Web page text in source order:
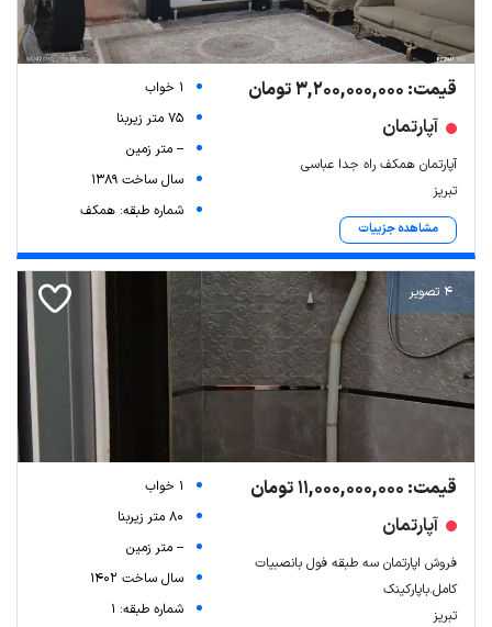
قیمت: 3,200,000,000 تومان
آپارتمان
آپارتمان همکف راه جدا عباسی
تبریز
مشاهده جزییات
1 خواب
75 متر زیربنا
-- متر زمین
سال ساخت 1389
شماره طبقه: همکف
4 تصویر
قیمت: 11,000,000,000 تومان
آپارتمان
فروش اپارتمان سه طبقه فول بانصبیات
کامل.باپارکینک
تبریز
1 خواب
80 متر زیربنا
-- متر زمین
سال ساخت 1402
شماره طبقه: 1